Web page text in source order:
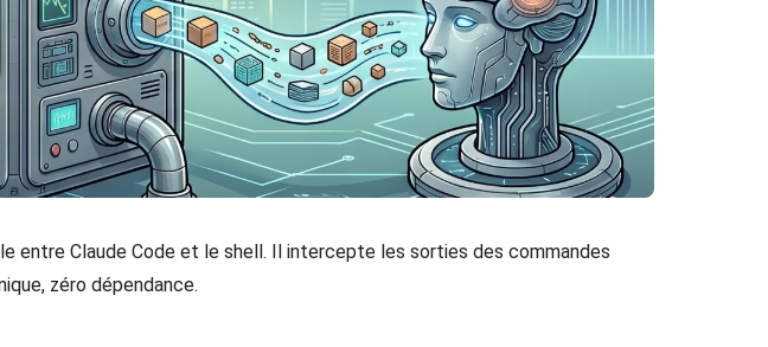
entre Claude Code et le shell. Il intercepte les sorties des commandes
zéro dépendance.